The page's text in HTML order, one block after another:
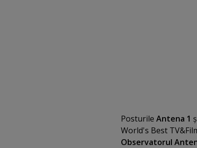
Posturile Antena 1
World's Best
Observatorul